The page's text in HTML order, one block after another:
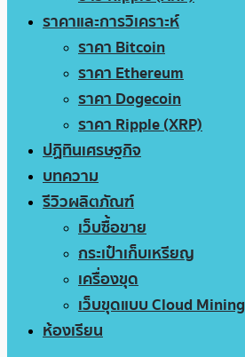
ราคาและการวิเคราะห์
ราคา Bitcoin
ราคา Ethereum
ราคา Dogecoin
ราคา Ripple (XRP)
ปฏิทินเศรษฐกิจ
บทความ
รีวิวผลิตภัณฑ์
เว็บซื้อขาย
กระเป๋าเก็บเหรียญ
เครื่องขุด
เว็บขุดแบบ Cloud Mining
ห้องเรียน